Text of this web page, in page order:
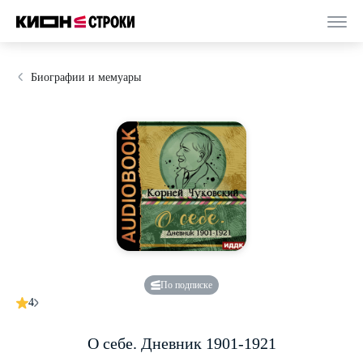
Биографии и мемуары
По подписке
4
О себе. Дневник 1901-1921